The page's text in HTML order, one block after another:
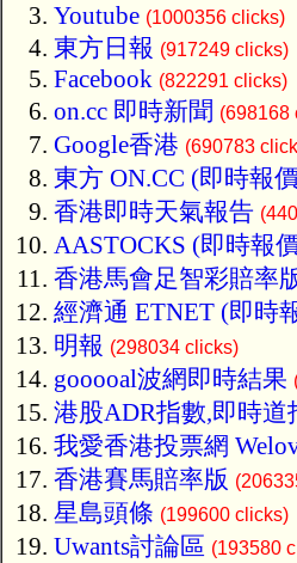
Youtube (1000356 clicks)
東方日報 (917249 clicks)
Facebook (822291 clicks)
on.cc 即時新聞 (698168
Google香港 (690783
東方 ON.CC (即時報
香港即時天氣報告
AASTOCKS (即時報
香港馬會足智彩賠率
經濟通 ETNET (即時
明報 (298034 clicks)
gooooal波網即時結果
港股ADR指數,即時道
我愛香港投票網
香港賽馬賠率版
星島頭條 (199600 clicks)
Uwants討論區 (193580